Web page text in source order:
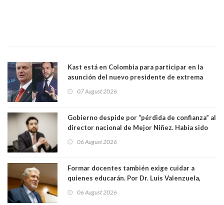
Kast está en Colombia para participar en la
asunción del nuevo presidente de extrema
07 August 2026
Gobierno despide por “pérdida de confianza” al
director nacional de Mejor Niñez. Había sido
06 August 2026
Formar docentes también exige cuidar a
quienes educarán. Por Dr. Luis Valenzuela,
Académicos U. Católica Silva Henríquez
06 August 2026